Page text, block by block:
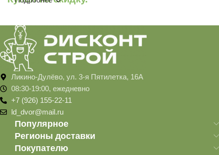
Ликино-Дулёво, ул. 3-я Пятилетка, 16А
08:30-19:00, ежедневно
+7 (926) 155-22-11
ld_dvor@mail.ru
Популярное
Регионы доставки
Покупателю